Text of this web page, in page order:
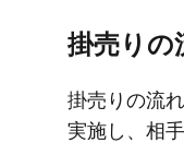
掛売りの​
掛売りの​流
実施し、​相